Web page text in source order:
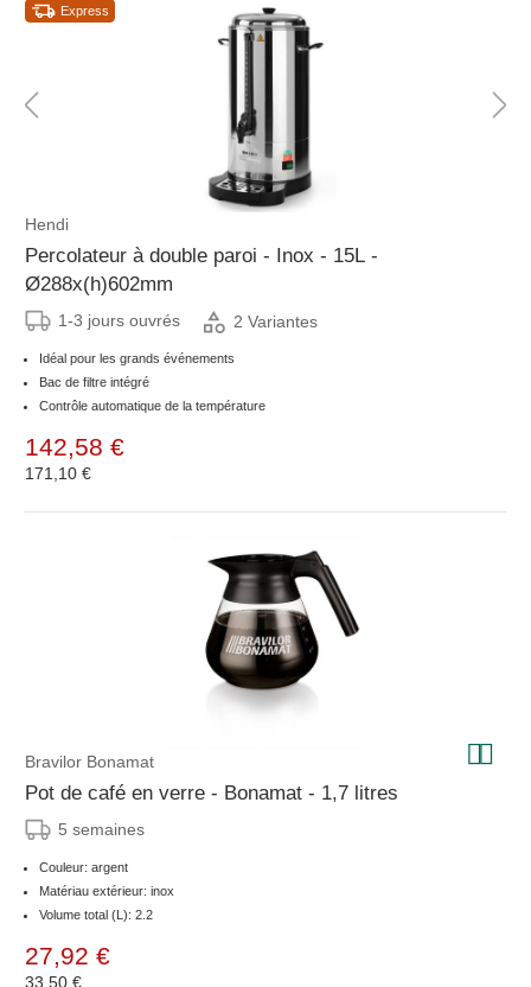
Express
Hendi
Percolateur à double paroi - Inox - 15L -
Ø288x(h)602mm
1-3 jours ouvrés 2 Variantes
Idéal pour les grands événements
Bac de filtre intégré
Contrôle automatique de la température
142,58 €
171,10 €
Bravilor Bonamat
Pot de café en verre - Bonamat - 1,7 litres
5 semaines
Couleur: argent
Matériau extérieur: inox
Volume total (L): 2.2
27,92 €
33,50 €